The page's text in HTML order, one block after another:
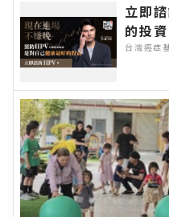
立即
的投
台灣癌症